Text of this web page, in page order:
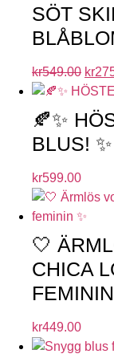
SÖT
kr549.00 kr
🍂✨
BLUS!
kr599.00
🤍
CHICA
kr449.00